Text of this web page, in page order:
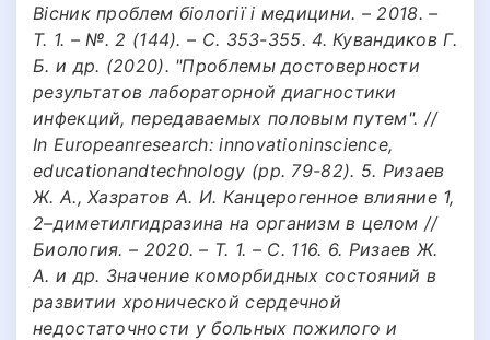
Вісник проблем біології і медицини. – 2018. –
Т. 1. – №. 2 (144). – С. 353-355. 4. Кувандиков Г.
Б. и др. (2020). "Проблемы достоверности
результатов лабораторной диагностики
инфекций, передаваемых половым путем". //
In Europeanresearch: innovationinscience,
educationandtechnology (pp. 79-82). 5. Ризаев
Ж. А., Хазратов А. И. Канцерогенное влияние 1,
2–диметилгидразина на организм в целом //
Биология. – 2020. – Т. 1. – С. 116. 6. Ризаев Ж.
А. и др. Значение коморбидных состояний в
развитии хронической сердечной
недостаточности у больных пожилого и